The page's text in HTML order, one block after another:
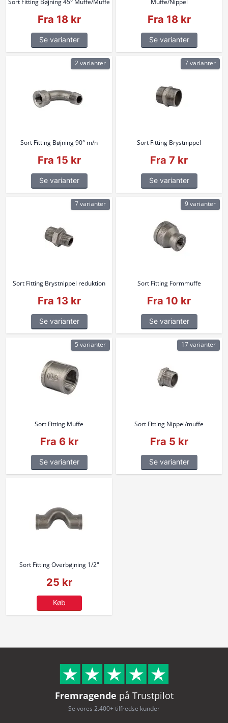
Sort Fitting Bøjning 45° Muffe/Muffe
Fra 18 kr
Se varianter
Muffe/Nippel
Fra 18 kr
Se varianter
Sort Fitting Bøjning 90° m/n
Fra 15 kr
Se varianter
2 varianter
Sort Fitting Brystnippel
Fra 7 kr
Se varianter
7 varianter
Sort Fitting Brystnippel reduktion
Fra 13 kr
Se varianter
7 varianter
Sort Fitting Formmuffe
Fra 10 kr
Se varianter
9 varianter
Sort Fitting Muffe
Fra 6 kr
Se varianter
5 varianter
Sort Fitting Nippel/muffe
Fra 5 kr
Se varianter
17 varianter
Sort Fitting Overbøjning 1/2"
25 kr
Køb
Fremragende på Trustpilot
Se vores 2.400+ tilfredse kunder